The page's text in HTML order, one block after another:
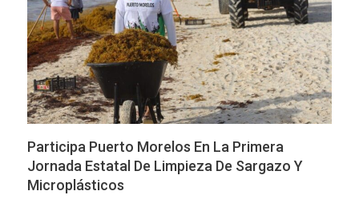
Participa Puerto Morelos En La Primera
Jornada Estatal De Limpieza De Sargazo Y
Microplásticos